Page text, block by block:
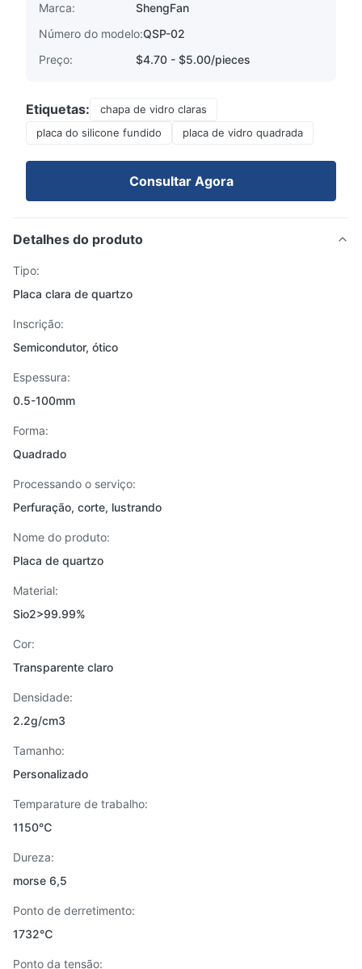
Marca:
ShengFan
Número do modelo:QSP-02
Preço:
$4.70 - $5.00/pieces
Etiquetas:
chapa de vidro claras
placa do silicone fundido
placa de vidro quadrada
Consultar Agora
Detalhes do produto
Tipo:
Placa clara de quartzo
Inscrição:
Semicondutor, ótico
Espessura:
0.5-100mm
Forma:
Quadrado
Processando o serviço:
Perfuração, corte, lustrando
Nome do produto:
Placa de quartzo
Material:
Sio2>99.99%
Cor:
Transparente claro
Densidade:
2.2g/cm3
Tamanho:
Personalizado
Temparature de trabalho:
1150℃
Dureza:
morse 6,5
Ponto de derretimento:
1732℃
Ponto da tensão: